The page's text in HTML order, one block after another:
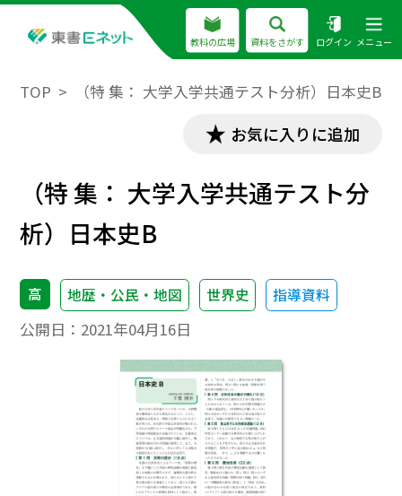
教科の広場 資料をさがす ログイン メニュー
TOP （特 集： 大学入学共通テスト分析）日本史B
お気に入りに追加
（特 集： 大学入学共通テスト分
析）日本史B
高 地歴・公民・地図 世界史 指導資料
公開日： 2021年04月16日